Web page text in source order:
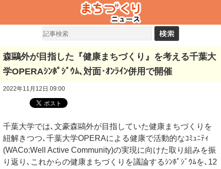
森鷗外が目指した『健康まちづくり』を考える千葉大
学OPERAｼﾝﾎﾟｼﾞｳﾑ､対面･ｵﾝﾗｲﾝ併用で開催
2022年11月12日 09:00
千葉大学では､文豪森鷗外が目指していた健康まちづくりを
紐解きつつ､千葉大学OPERAによる健康で活動的なｺﾐｭﾆﾃｨ
(WACo:Well Active Community)の実現に向けた取り組みを振
り返り､これからの健康まちづくりを議論するｼﾝﾎﾟｼﾞｳﾑを､12